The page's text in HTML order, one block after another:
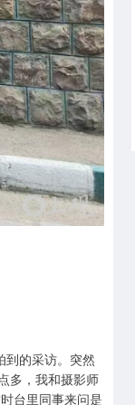
到的采访。突然
多，我和摄影师
台里同事来问是